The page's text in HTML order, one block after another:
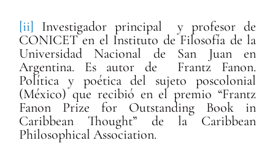
[ii] Investigador principal y profesor de
CONICET en el Instituto de Filosofía de la
Universidad Nacional de San Juan en
Argentina. Es autor de Frantz Fanon.
Política y poética del sujeto poscolonial
(México) que recibió en el premio “Frantz
Fanon Prize for Outstanding Book in
Caribbean Thought” de la Caribbean
Philosophical Association.